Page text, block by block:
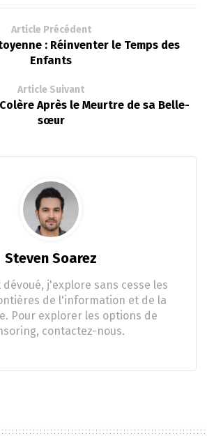
Article Précédent
: Réinventer le Temps des
Enfants
Article Suivant
Après le Meurtre de sa Belle-
sœur
Steven Soarez
dévoué, j'explore sans cesse les
de l'information et de la
Pour explorer les options de
contactez-nous.